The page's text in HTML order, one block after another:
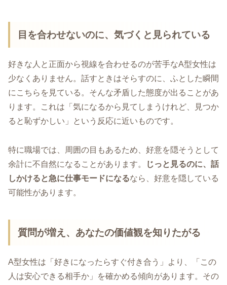
目を合わせないのに、気づくと見られている
好きな人と正面から視線を合わせるのが苦手なA型女性は
少なくありません。話すときはそらすのに、ふとした瞬間
にこちらを見ている。そんな矛盾した態度が出ることがあ
ります。これは「気になるから見てしまうけれど、見つか
ると恥ずかしい」という反応に近いものです。
特に職場では、周囲の目もあるため、好意を隠そうとして
余計に不自然になることがあります。
じっと見るのに、話
しかけると急に仕事モードになるなら、好意を隠している
可能性があります。
質問が増え、あなたの価値観を知りたがる
A型女性は「好きになったらすぐ付き合う」より、「この
人は安心できる相手か」を確かめる傾向があります。その